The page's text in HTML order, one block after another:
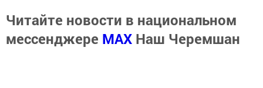
Читайте новости в национальном
мессенджере MАХ Наш Черемшан